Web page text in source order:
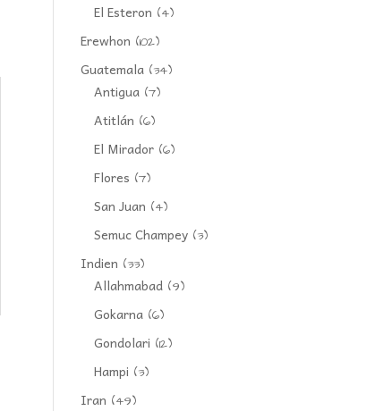
El Esteron (4)
Erewhon (102)
Guatemala (34)
Antigua (7)
Atitlán (6)
El Mirador (6)
Flores (7)
San Juan (4)
Semuc Champey (3)
Indien (33)
Allahmabad (9)
Gokarna (6)
Gondolari (12)
Hampi (3)
Iran (49)